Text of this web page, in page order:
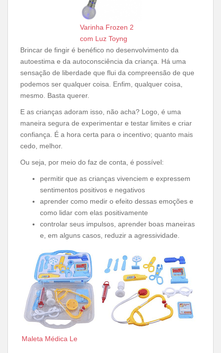
Varinha Frozen 2
com Luz Toyng
Brincar de fingir é benéfico no desenvolvimento da
autoestima e da autoconsciência da criança. Há uma
sensação de liberdade que flui da compreensão de que
podemos ser qualquer coisa. Enfim, qualquer coisa,
mesmo. Basta querer.
E as crianças adoram isso, não acha? Logo, é uma
maneira segura de experimentar e testar limites e criar
confiança. É a hora certa para o incentivo; quanto mais
cedo, melhor.
Ou seja, por meio do faz de conta, é possível:
permitir que as crianças vivenciem e expressem
sentimentos positivos e negativos
aprender como medir o efeito dessas emoções e
como lidar com elas positivamente
controlar seus impulsos, aprender boas maneiras
e, em alguns casos, reduzir a agressividade.
Maleta Médica Le